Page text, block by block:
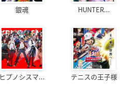
銀魂 HUNTER...
ヒプノシスマ... テニスの王子様